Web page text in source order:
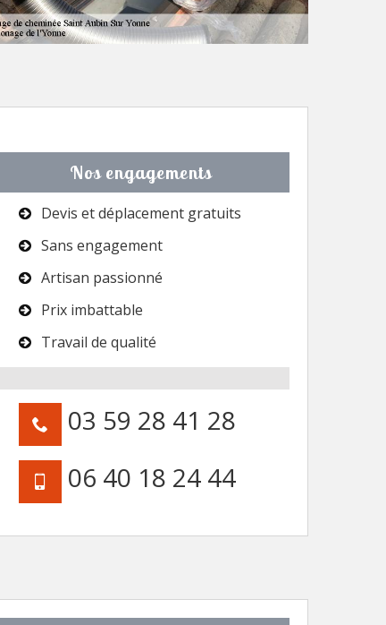
Nos engagements
Devis et déplacement gratuits
Sans engagement
Artisan passionné
Prix imbattable
Travail de qualité
03 59 28 41 28
06 40 18 24 44